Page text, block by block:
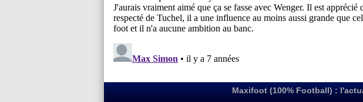
Maxifoot (100% Football) :